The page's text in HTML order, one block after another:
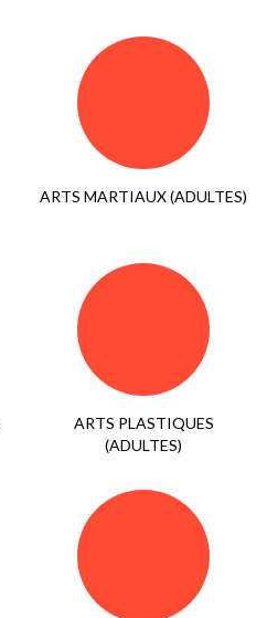
ARTS MARTIAUX (ADULTES)
ARTS PLASTIQUES
(ADULTES)